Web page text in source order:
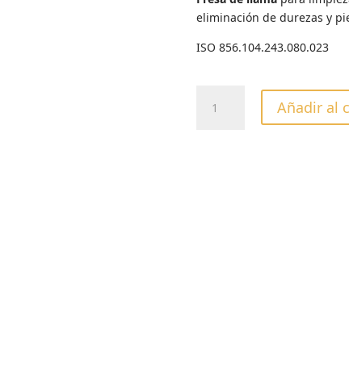
eliminación de durezas y
ISO 856.104.243.080.023
LLAMA
Añadir al